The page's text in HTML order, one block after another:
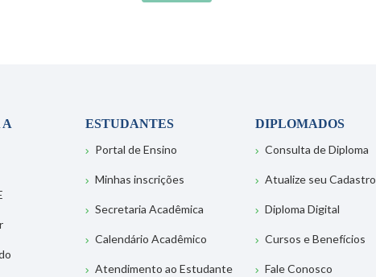
A
ESTUDANTES
Portal de Ensino
Minhas inscrições
Secretaria Acadêmica
Calendário Acadêmico
Atendimento ao Estudante
DIPLOMADOS
Consulta de Diploma
Atualize seu Cadastro
Diploma Digital
Cursos e Benefícios
Fale Conosco